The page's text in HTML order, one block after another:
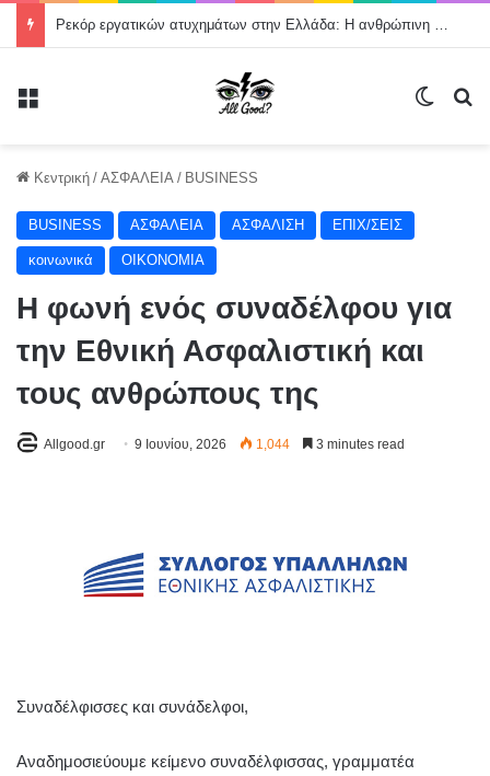
Ρεκόρ εργατικών ατυχημάτων στην Ελλάδα: Η ανθρώπινη ζωή δεν μπορεί να θεωρείται κόστος παραγωγής
Κεντρική / ΑΣΦΑΛΕΙΑ / BUSINESS
BUSINESS ΑΣΦΑΛΕΙΑ ΑΣΦΑΛΙΣΗ ΕΠΙΧ/ΣΕΙΣ
κοινωνικά ΟΙΚΟΝΟΜΙΑ
Η φωνή ενός συναδέλφου για
την Εθνική Ασφαλιστική και
τους ανθρώπους της
Allgood.gr 9 Ιουνίου, 2026 1,044 3 minutes read
Συναδέλφισσες και συνάδελφοι,
Αναδημοσιεύουμε κείμενο συναδέλφισσας, γραμματέα